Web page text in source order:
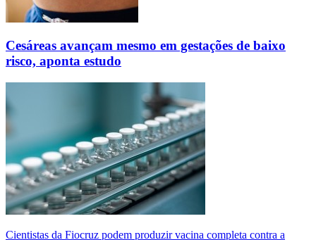
Cesáreas avançam mesmo em gestações de baixo
risco, aponta estudo
Cientistas da Fiocruz podem produzir vacina completa contra a